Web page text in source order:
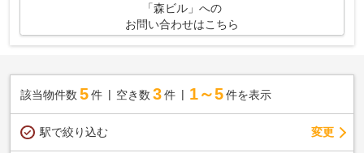
「森ビル」への
お問い合わせはこちら
該当物件数 5件 空き数 3 件 1～5 件を表示
駅で絞り込む 変更